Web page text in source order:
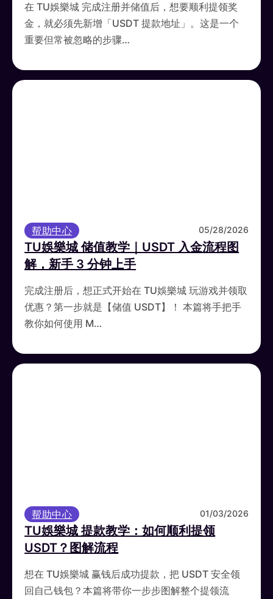
在 TU娛樂城 完成注册并储值后，想要顺利提领奖
金，就必须先新增「USDT 提款地址」。这是一个
重要但常被忽略的步骤…
帮助中心 05/28/2026
TU娛樂城 储值教学｜USDT 入金流程图
解，新手 3 分钟上手
完成注册后，想正式开始在 TU娛樂城 玩游戏并领取
优惠？第一步就是【储值 USDT】！ 本篇将手把手
教你如何使用 M…
帮助中心 01/03/2026
TU娛樂城 提款教学：如何顺利提领
USDT？图解流程
想在 TU娛樂城 赢钱后成功提款，把 USDT 安全领
回自己钱包？本篇将带你一步步图解整个提领流